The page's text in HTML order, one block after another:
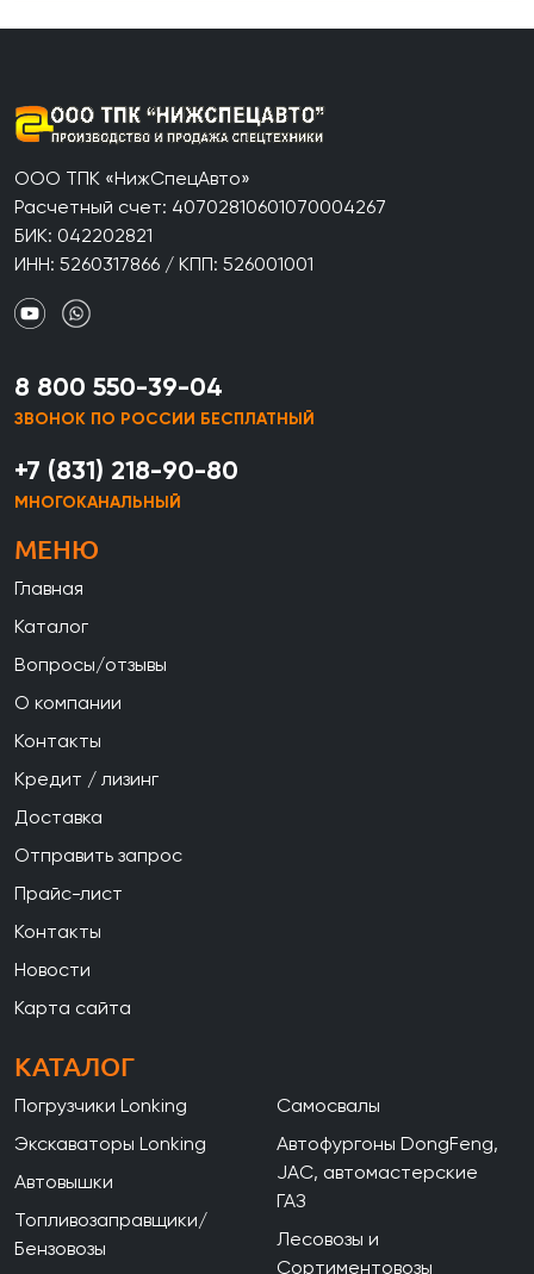
ООО ТПК «НижСпецАвто»
Расчетный счет: 40702810601070004267
БИК: 042202821
ИНН: 5260317866 / КПП: 526001001
8 800 550-39-04
ЗВОНОК ПО РОССИИ БЕСПЛАТНЫЙ
+7 (831) 218-90-80
МНОГОКАНАЛЬНЫЙ
МЕНЮ
Главная
Каталог
Вопросы/отзывы
О компании
Контакты
Кредит / лизинг
Доставка
Отправить запрос
Прайс-лист
Контакты
Новости
Карта сайта
КАТАЛОГ
Погрузчики Lonking
Экскаваторы Lonking
Автовышки
Топливозаправщики/
Бензовозы
Самосвалы
Автофургоны DongFeng,
JAC, автомастерские
ГАЗ
Лесовозы и
Сортиментовозы